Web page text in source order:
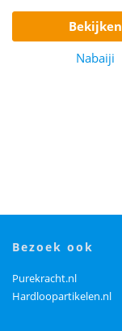
bekijken
Nabaiji
bezoek ook
Purekracht.nl
Hardloopartikelen.nl